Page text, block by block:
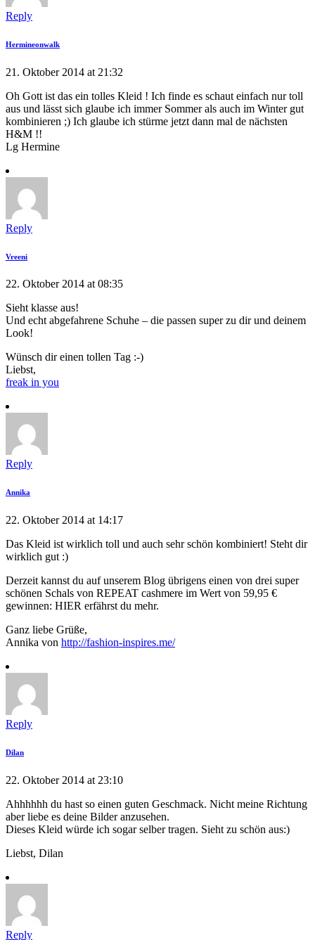
Reply
Hermineonwalk
21. Oktober 2014 at 21:32
Oh Gott ist das ein tolles Kleid ! Ich finde es schaut einfach nur toll
aus und lässt sich glaube ich immer Sommer als auch im Winter gut
kombinieren ;) Ich glaube ich stürme jetzt dann mal de nächsten
H&M !!
Lg Hermine
Reply
Vreeni
22. Oktober 2014 at 08:35
Sieht klasse aus!
Und echt abgefahrene Schuhe – die passen super zu dir und deinem
Look!
Wünsch dir einen tollen Tag :-)
Liebst,
freak in you
Reply
Annika
22. Oktober 2014 at 14:17
Das Kleid ist wirklich toll und auch sehr schön kombiniert! Steht dir
wirklich gut :)
Derzeit kannst du auf unserem Blog übrigens einen von drei super
schönen Schals von REPEAT cashmere im Wert von 59,95 €
gewinnen: HIER erfährst du mehr.
Ganz liebe Grüße,
Annika von http://fashion-inspires.me/
Reply
Dilan
22. Oktober 2014 at 23:10
Ahhhhhh du hast so einen guten Geschmack. Nicht meine Richtung
aber liebe es deine Bilder anzusehen.
Dieses Kleid würde ich sogar selber tragen. Sieht zu schön aus:)
Liebst, Dilan
Reply